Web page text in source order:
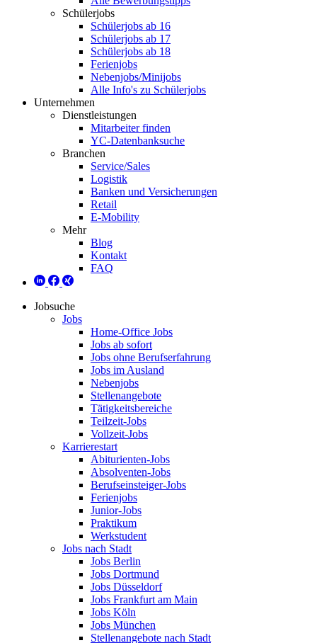
Schülerjobs
Schülerjobs ab 16
Schülerjobs ab 17
Schülerjobs ab 18
Ferienjobs
Nebenjobs/Minijobs
Alle Info's zu Schülerjobs
Unternehmen
Dienstleistungen
Mitarbeiter finden
YC-Datenbanksuche
Branchen
Service/Sales
Logistik
Banken und Versicherungen
Retail
E-Mobility
Mehr
Blog
Kontakt
FAQ
Jobsuche
Jobs
Home-Office Jobs
Jobs ab sofort
Jobs ohne Berufserfahrung
Jobs im Ausland
Nebenjobs
Stellenangebote
Tätigkeitsbereiche
Teilzeit-Jobs
Vollzeit-Jobs
Karrierestart
Abiturienten-Jobs
Absolventen-Jobs
Berufseinsteiger-Jobs
Ferienjobs
Junior-Jobs
Praktikum
Werkstudent
Jobs nach Stadt
Jobs Berlin
Jobs Dortmund
Jobs Düsseldorf
Jobs Frankfurt am Main
Jobs Köln
Jobs München
Stellenangebote nach Stadt